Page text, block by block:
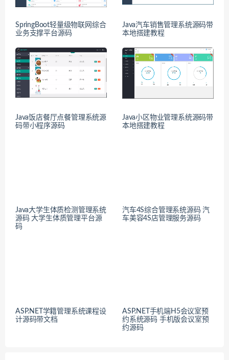
SpringBoot轻量级物联网综合
业务支撑平台源码
Java汽车销售管理系统源码带
本地搭建教程
Java饭店餐厅点餐管理系统源
码带小程序源码
Java小区物业管理系统源码带
本地搭建教程
Java大学生体质检测管理系统
源码 大学生体质管理平台源
码
汽车4S综合管理系统源码 汽
车美容4S店管理服务源码
ASP.NET学籍管理系统课程设
计源码带文档
ASP.NET手机端H5会议室预
约系统源码 手机版会议室预
约源码